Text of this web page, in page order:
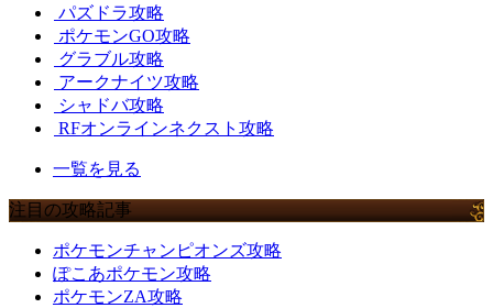
パズドラ攻略
ポケモンGO攻略
グラブル攻略
アークナイツ攻略
シャドバ攻略
RFオンラインネクスト攻略
一覧を見る
注目の攻略記事
ポケモンチャンピオンズ攻略
ぽこあポケモン攻略
ポケモンZA攻略